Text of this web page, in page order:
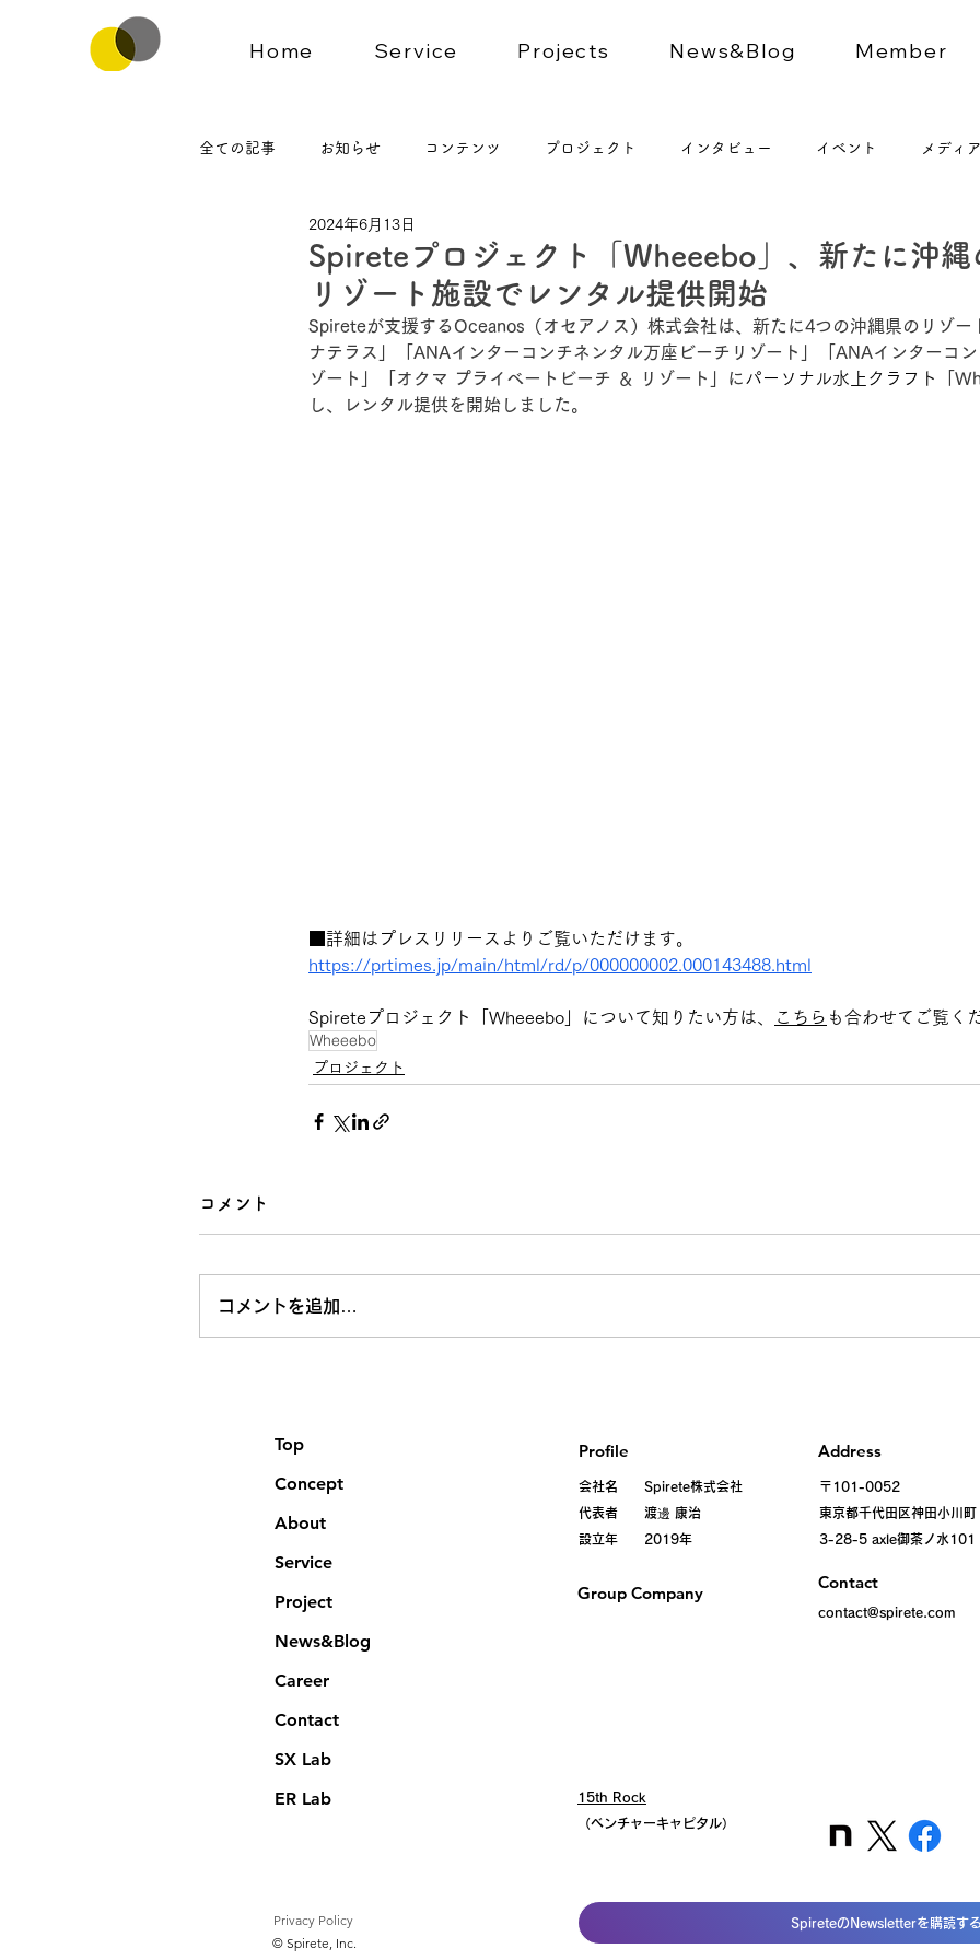
Home Service Projects News&Blog Member
全ての記事 お知らせ コンテンツ プロジェクト インタビュー イベント メディ
Spireteプロジェクト「Wheeebo」、新たに沖
リゾート施設でレンタル提供開始
2024年6月13日
Spireteが支援するOceanos（オセアノス）株式会社は、新たに4つの沖縄県のリゾー
ナテラス」「ANAインターコンチネンタル万座ビーチリゾート」「ANAインターコ
ゾート」「オクマ プライベートビーチ ＆ リゾート」に パーソナル水上クラフト
「
し、レンタル提供を開始しました。
■詳細はプレスリリースよりご覧いただけます。
https://prtimes.jp/main/html/rd/p/000000002.000143488.html
Spireteプロジェクト「Wheeebo」について知りたい方は、 こちら も合わせてご覧く
Wheeebo
プロジェクト
コメント
コメントを追加…
Top
Concept
About
Service
Project
News&Blog
Career
Contact
SX Lab
ER Lab
Privacy Policy
©️ Spirete, Inc.
Profile
会社名 Spirete株式会社
代表者 渡邊 康治
設立年 2019年
Group Company
Address
〒101-0052
東京都千代田区神田小川町
3-28-5 axle御茶ノ水101
Contact
contact@spirete.com
15th Rock
（ベンチャーキャピタル）
SpireteのNewsletterを購読す